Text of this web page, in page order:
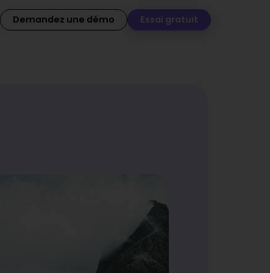
Demandez une démo Essai gratuit